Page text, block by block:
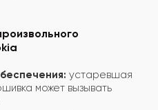
устаревшая
может вызывать